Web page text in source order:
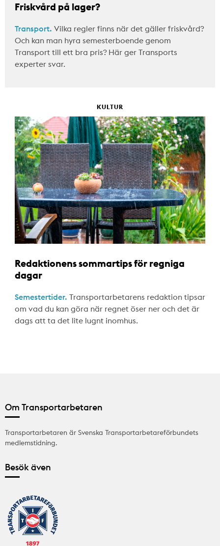
Friskvård på lager?
Transport. Vilka regler finns när det gäller friskvård?
Och kan man hyra semesterboende genom
Transport till ett bra pris? Här ger Transports
experter svar.
KULTUR
Redaktionens sommartips för regniga
dagar
Semestertider. Transportarbetarens redaktion tipsar
om vad du kan göra när regnet öser ner och det är
dags att ta det lite lugnt inomhus.
Om Transportarbetaren
Transportarbetaren är Svenska Transportarbetareförbundets
medlemstidning.
Besök även